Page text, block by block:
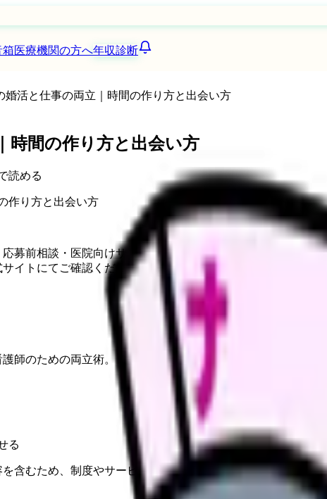
箱医療機関の方へ年収診断
婚活と仕事の両立｜時間の作り方と出会い方
時間の作り方と出会い方
読める
応募前相談・医院向けサービスへの問い合わせ導線を設置し
イトにてご確認ください。
師のための両立術。
る
含むため、制度やサービスの最新条件は公的機関・勤務先・